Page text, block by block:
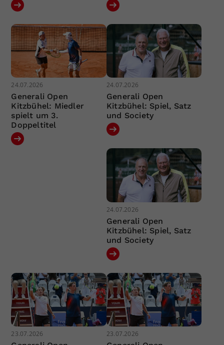
24.07.2026
Generali Open
Kitzbühel: Miedler
spielt um 3.
Doppeltitel
24.07.2026
Generali Open
Kitzbühel: Spiel, Satz
und Society
24.07.2026
Generali Open
Kitzbühel: Spiel, Satz
und Society
23.07.2026 23.07.2026